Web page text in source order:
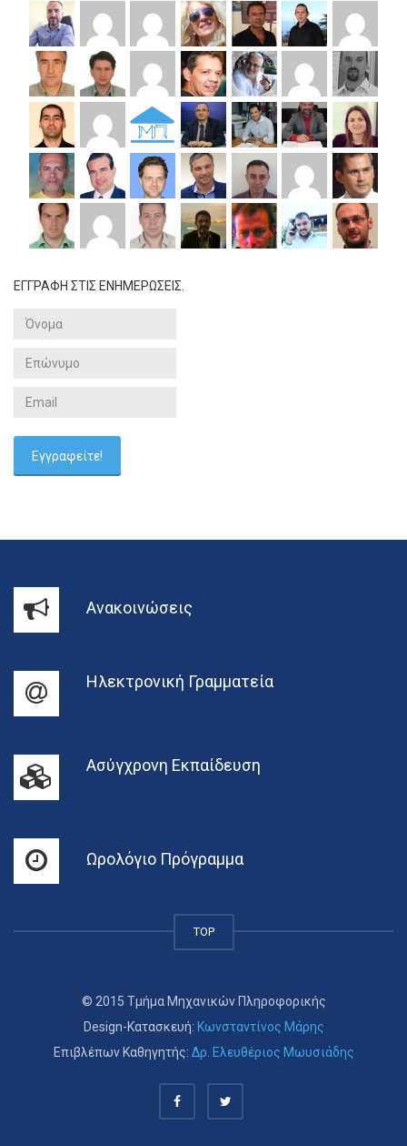
ΕΓΓΡΑΦΗ ΣΤΙΣ ΕΝΗΜΕΡΩΣΕΙΣ.
Ανακοινώσεις
Ηλεκτρονική Γραμματεία
Ασύγχρονη Εκπαίδευση
Ωρολόγιο Πρόγραμμα
TOP
© 2015 Τμήμα Μηχανικών Πληροφορικής
Design-Κατασκευή: Κωνσταντίνος Μάρης
Επιβλέπων Καθηγητής: Δρ. Ελευθέριος Μωυσιάδης